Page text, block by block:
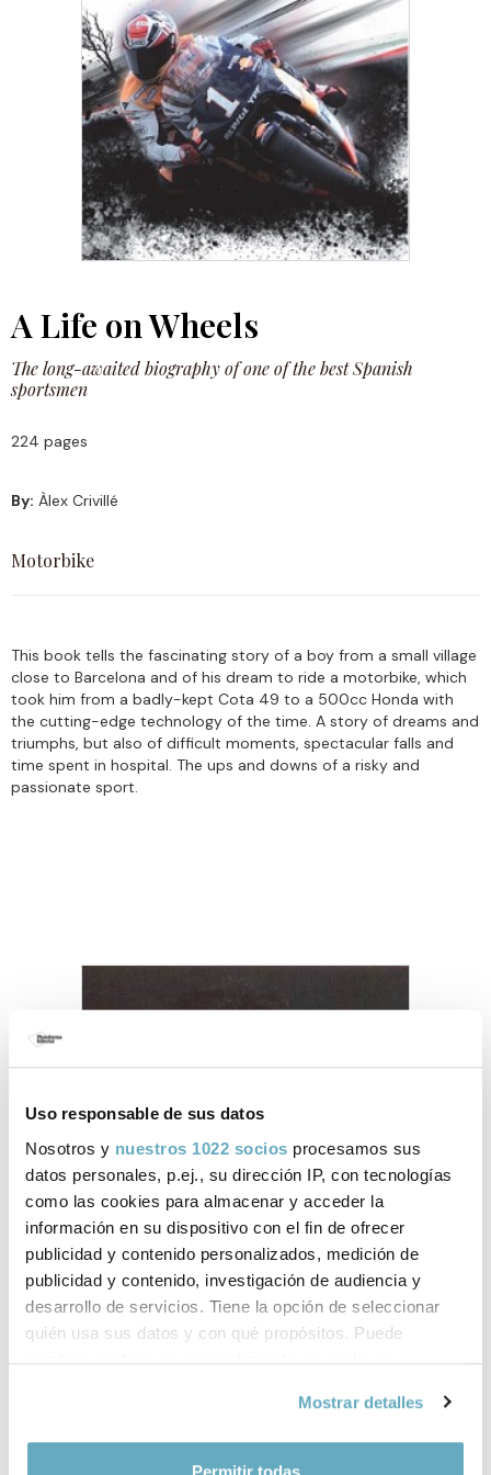
Uso responsable de sus datos
Nosotros y nuestros 1022 socios procesamos sus
datos personales, p.ej., su dirección IP, con tecnologías
como las cookies para almacenar y acceder la
información en su dispositivo con el fin de ofrecer
publicidad y contenido personalizados, medición de
publicidad y contenido, investigación de audiencia y
desarrollo de servicios. Tiene la opción de seleccionar
quién usa sus datos y con qué propósitos. Puede
cambiar o retirar su consentimiento en cualquier
Si lo permite, también quisiéramos:
Mostrar detalles
A Life on Wheels
The long-awaited biography of one of the best Spanish
sportsmen
224 pages
By: Àlex Crivillé
Motorbike
This book tells the fascinating story of a boy from a small village
close to Barcelona and of his dream to ride a motorbike, which
took him from a badly-kept Cota 49 to a 500cc Honda with
the cutting-edge technology of the time. A story of dreams and
triumphs, but also of difficult moments, spectacular falls and
time spent in hospital. The ups and downs of a risky and
passionate sport.
About Àlex Crivillé
Àlex Crivillé is one of the main icons of high-
Champion in 125cc in 1989, coming from the